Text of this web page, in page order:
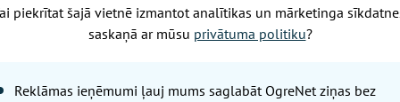
piekrītat šajā vietnē izmantot analītikas un mārketinga
saskaņā ar mūsu privātuma politiku?
Reklāmas ieņēmumi ļauj mums saglabāt OgreNet ziņas bez